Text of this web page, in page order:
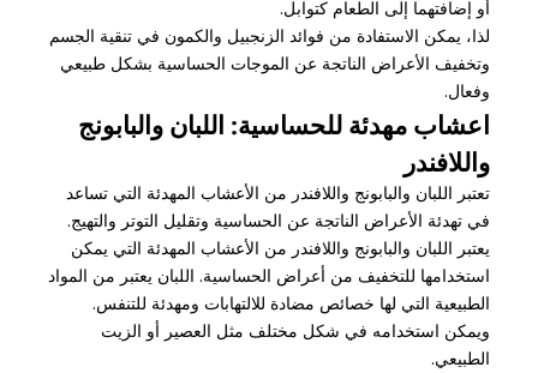
أو إضافتهما إلى الطعام كتوابل.
لذا، يمكن الاستفادة من فوائد الزنجبيل والكمون في تنقية الجسم
وتخفيف الأعراض الناتجة عن الموجات الحساسية بشكل طبيعي
وفعال.
اعشاب مهدئة للحساسية: اللبان والبابونج
واللافندر
تعتبر اللبان والبابونج واللافندر من الأعشاب المهدئة التي تساعد
في تهدئة الأعراض الناتجة عن الحساسية وتقليل التوتر والتهيج.
يعتبر اللبان والبابونج واللافندر من الأعشاب المهدئة التي يمكن
استخدامها للتخفيف من أعراض الحساسية. اللبان يعتبر من المواد
الطبيعية التي لها خصائص مضادة للالتهابات ومهدئة للتنفس.
ويمكن استخدامه في شكل مختلف مثل العصير أو الزيت
الطبيعي.